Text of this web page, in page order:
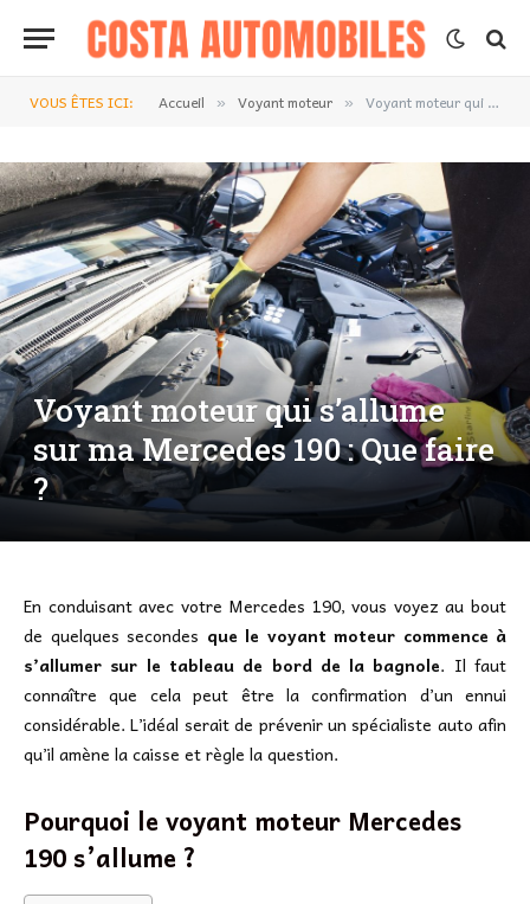
VOUS ÊTES ICI: Accueil » Voyant moteur » Voyant moteur qui s’allume sur ma Mercedes 190 : Que faire ?
Voyant moteur qui s’allume
sur ma Mercedes 190 : Que faire
?
En conduisant avec votre Mercedes 190, vous voyez au bout
de quelques secondes que le voyant moteur commence à
s’allumer sur le tableau de bord de la bagnole. Il faut
connaître que cela peut être la confirmation d’un ennui
considérable. L’idéal serait de prévenir un spécialiste auto afin
qu’il amène la caisse et règle la question.
Pourquoi le voyant moteur Mercedes
190 s’allume ?